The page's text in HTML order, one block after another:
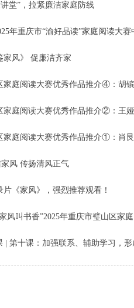
堂”，拉紧廉洁家庭防线
年重庆市“渝好品读”家庭阅读大赛
家风》 促廉洁齐家
家庭阅读大赛优秀作品推介④：胡
家庭阅读大赛优秀作品推介②：王
家庭阅读大赛优秀作品推介①：肖
风 传扬清风正气
《家风》，强烈推荐观看！
风叫书香”2025年重庆市璧山区家
| 第十课：加强联系、辅助学习，